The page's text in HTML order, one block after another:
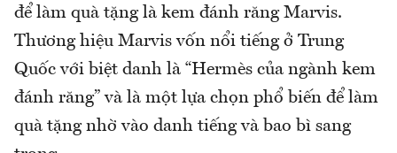
để làm quà tặng là kem đánh răng Marvis.
Thương hiệu Marvis vốn nổi tiếng ở Trung
Quốc với biệt danh là “Hermès của ngành kem
đánh răng” và là một lựa chọn phổ biến để làm
quà tặng nhờ vào danh tiếng và bao bì sang